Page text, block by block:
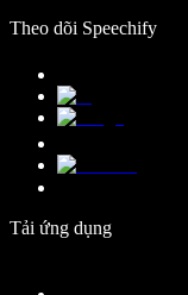
Theo dõi Speechify
Tải ứng dụng